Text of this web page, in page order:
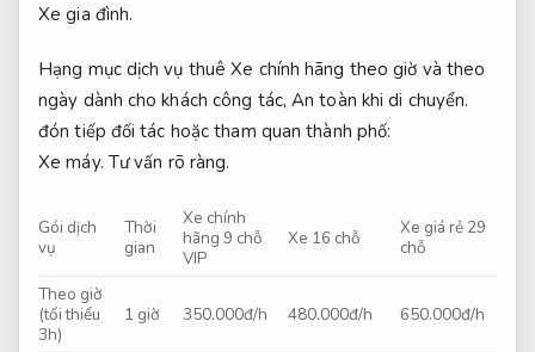
Xe gia đình.
Hạng mục dịch vụ thuê Xe chính hãng theo giờ và theo
ngày dành cho khách công tác,An toàn khi di chuyển.
đón tiếp đối tác hoặc tham quan thành phố:
Xe máy. Tư vấn rõ ràng.
Gói dịch
vụ
Thời
gian
Xe chính
hãng 9 chỗ
VIP
Xe 16 chỗ
Xe giá rẻ 29
chỗ
Theo giờ
(tối thiểu
3h)
1 giờ 350.000đ/h 480.000đ/h 650.000đ/h